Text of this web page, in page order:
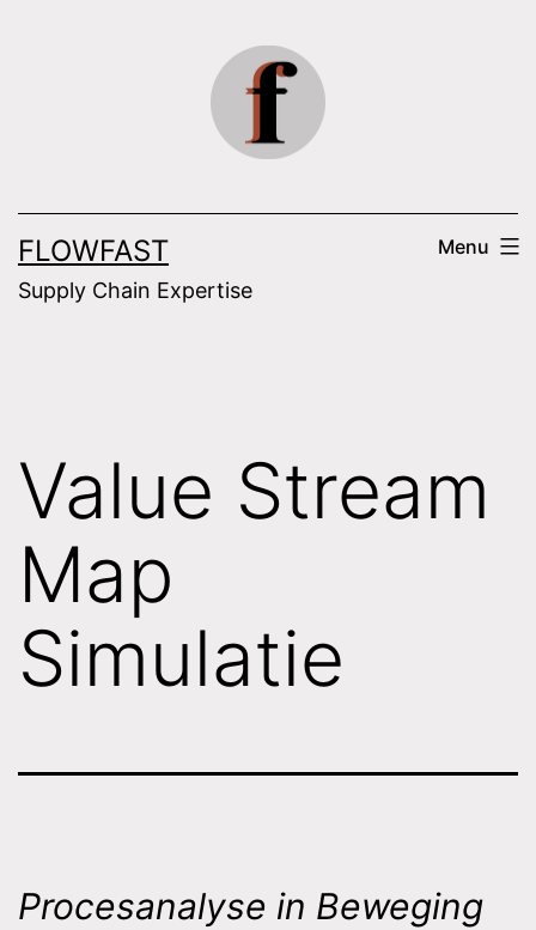
FLOWFAST
Supply Chain Expertise
Menu
Value Stream
Map
Simulatie
Procesanalyse in Beweging